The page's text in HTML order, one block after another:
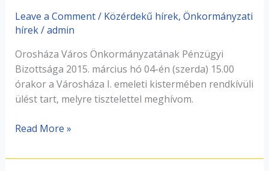
Leave a Comment/ Közérdekű hírek, Önkormányzati
hírek/admin
Orosháza Város Önkormányzatának Pénzügyi
Bizottsága 2015. március hó 04-én (szerda) 15.00
órakor a Városháza I. emeleti kistermében rendkívüli
ülést tart, melyre tisztelettel meghívom.
Read More »